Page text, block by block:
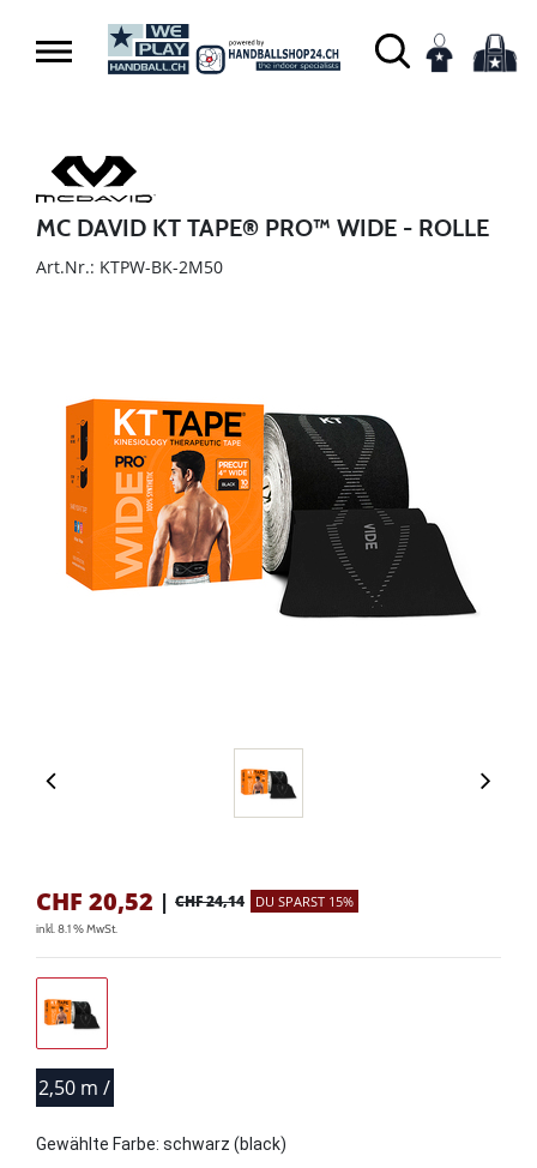
MC DAVID KT TAPE® PRO™ WIDE - ROLLE
Art.Nr.: KTPW-BK-2M50
CHF 20,52 | CHF 24,14 DU SPARST 15%
inkl. 8.1 % MwSt.
2,50 m /
Gewählte Farbe: schwarz (black)